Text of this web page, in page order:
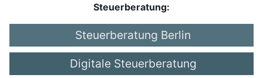
Steuerberatung:
Steuerberatung Berlin
Digitale Steuerberatung